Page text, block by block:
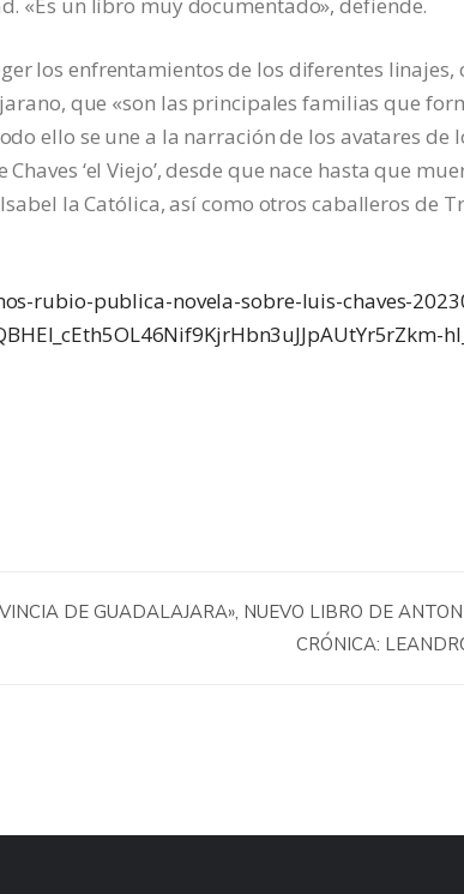
«Es un libro muy documentado», defiende.
los enfrentamientos de los diferentes linajes,
que «son las principales familias que
ello se une a la narración de los avatares de
‘el Viejo’, desde que nace hasta que
la Católica, así como otros caballeros de
rubio-publica-novela-sobre-luis-chaves-
DE GUADALAJARA», NUEVO LIBRO DE
CRÓNICA: